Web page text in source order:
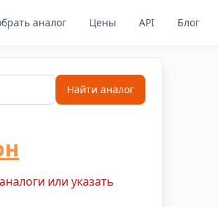
аналог Цены API Блог
Найти аналог
или указать